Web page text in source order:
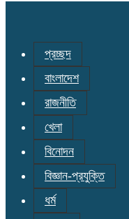
প্রচ্ছদ
বাংলাদেশ
রাজনীতি
খেলা
বিনোদন
বিজ্ঞান-প্রযুক্তি
ধর্ম